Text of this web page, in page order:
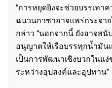
“การหยุดยิงจะช่วยบรรเท
ฉนวนกาซาอาจแพร่กระจา
กล่าว “นอกจากนี้ ยังอาจส
อนุญาตให้เรือบรรทุกน้ำมัน
เป็นการพัฒนาเชิงบวกในแ
ระหว่างอุปสงค์และอุปทาน”